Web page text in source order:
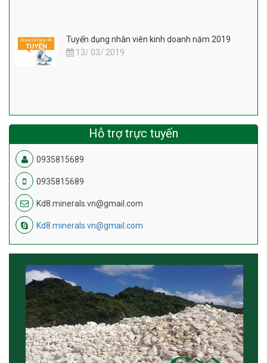
Tuyển dụng nhân viên kinh doanh năm 2019
13/ 03/ 2019
Hỗ trợ trực tuyến
0935815689
0935815689
Kd8.minerals.vn@gmail.com
Kd8.minerals.vn@gmail.com